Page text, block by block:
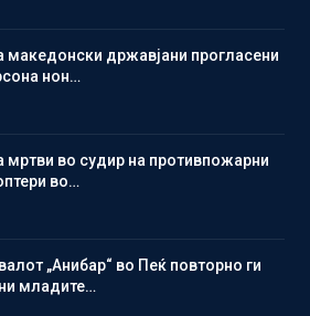
македонски државјани прогласени
нон…
мртви во судир на противпожарни
во…
„Анибар“ во Пеќ повторно ги
младите…